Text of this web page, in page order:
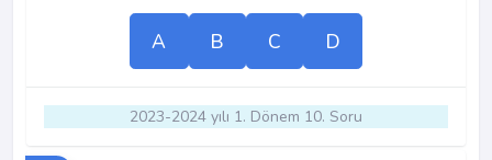
A B C D
2023-2024 yılı 1. Dönem 10. Soru